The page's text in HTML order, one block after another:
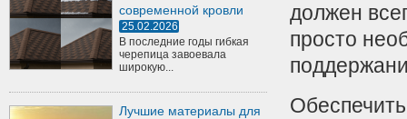
современной кровли
25.02.2026
В последние годы гибкая
черепица завоевала
широкую...
Лучшие материалы для
должен
просто